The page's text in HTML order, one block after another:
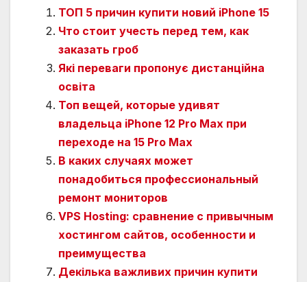
ТОП 5 причин купити новий iPhone 15
Что стоит учесть перед тем, как
заказать гроб
Які переваги пропонує дистанційна
освіта
Топ вещей, которые удивят
владельца iPhone 12 Pro Max при
переходе на 15 Pro Max
В каких случаях может
понадобиться профессиональный
ремонт мониторов
VPS Hosting: сравнение с привычным
хостингом сайтов, особенности и
преимущества
Декілька важливих причин купити